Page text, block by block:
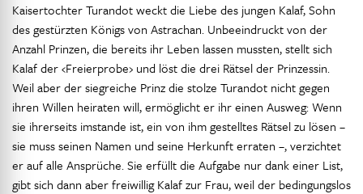
Kaisertochter Turandot weckt die Liebe des jungen Kalaf, Sohn
des gestürzten Königs von Astrachan. Unbeeindruckt von der
Anzahl Prinzen, die bereits ihr Leben lassen mussten, stellt sich
Kalaf der ‹Freierprobe› und löst die drei Rätsel der Prinzessin.
Weil aber der siegreiche Prinz die stolze Turandot nicht gegen
ihren Willen heiraten will, ermöglicht er ihr einen Ausweg: Wenn
sie ihrerseits imstande ist, ein von ihm gestelltes Rätsel zu lösen –
sie muss seinen Namen und seine Herkunft erraten –, verzichtet
er auf alle Ansprüche. Sie erfüllt die Aufgabe nur dank einer List,
gibt sich dann aber freiwillig Kalaf zur Frau, weil der bedingungslos